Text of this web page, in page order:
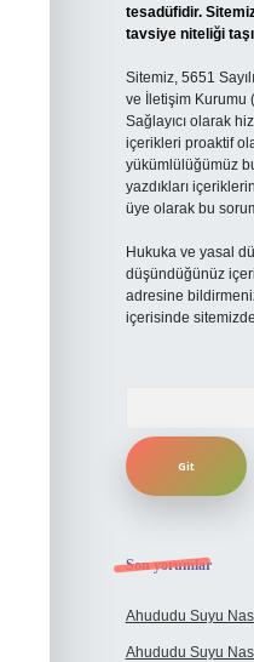
tesadüfidir.
tavsiye niteliği
Sitemiz, 5651
ve İletişim Kurumu
Sağlayıcı olarak
içerikleri proaktif
yükümlülüğümüz
yazdıkları
üye olarak bu
Hukuka ve yasal
düşündüğünüz
adresine
içerisinde
Son yorumlar
Ahududu Suyu
Ahududu Suyu